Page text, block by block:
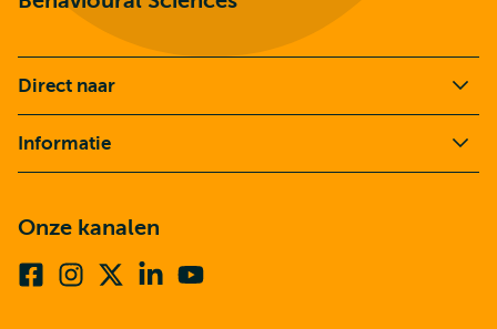
Direct naar
Informatie
Onze kanalen
FacebookInstagram Linkedin